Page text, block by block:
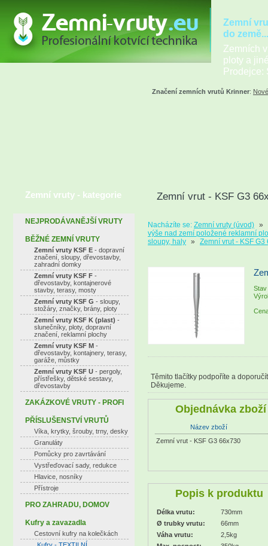
Zemní
do země...
Zemních
ploty a
Prodejce:
Značení zemních vrutů Krinner:
Zemní vrut - KSF G3
Nacházíte se: Zemní vruty (úvod) »
výše nad zemí položené reklamní
sloupy, haly » Zemní vrut - KSF G3
Stav
Těmito tlačítky podpoříte a
Děkujeme.
Objednávka zboží
Název zboží
Zemní vrut - KSF G3 66x730
Popis k produktu
Délka vrutu:
730mm
Ø trubky vrutu:
66mm
Váha vrutu:
2,5kg
Zemní vruty - kategorie
NEJPRODÁVANĚJŠÍ VRUTY
BĚŽNÉ ZEMNÍ VRUTY
Zemní vruty KSF E - dopravní
značení, sloupy, dřevostavby,
zahradní domky
Zemní vruty KSF F -
dřevostavby, kontajnerové
stavby, terasy, mosty
Zemní vruty KSF G - sloupy,
stožáry, značky, brány, ploty
Zemní vruty KSF K (plast) -
slunečníky, ploty, dopravní
značení, reklamní plochy
Zemní vruty KSF M -
dřevostavby, kontajnery, terasy,
garáže, můstky
Zemní vruty KSF U - pergoly,
přístřešky, dětské sestavy,
dřevostavby
ZAKÁZKOVÉ VRUTY - PROFI
PŘÍSLUŠENSTVÍ VRUTŮ
Víka, krytky, šrouby, trny, desky
Granuláty
Pomůcky pro zavrtávání
Vystřeďovací sady, redukce
Hlavice, nosníky
Přístroje
PRO ZAHRADU, DOMOV
Kufry a zavazadla
Cestovní kufry na kolečkách